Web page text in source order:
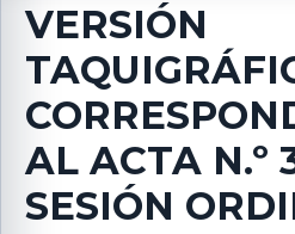
VERSIÓN
AL ACTA N.º
SESIÓN